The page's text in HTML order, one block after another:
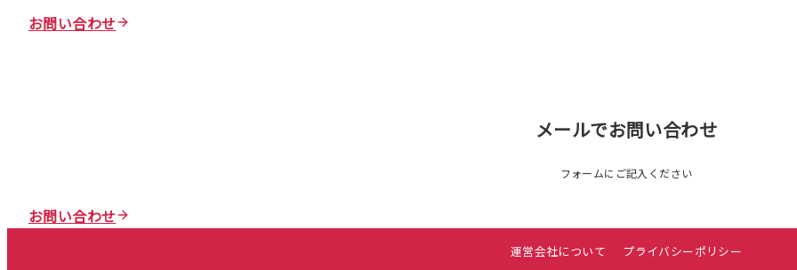
お問い合わせ
メールでお問い合わせ
フォームにご記入ください
お問い合わせ
運営会社について プライバシーポリシー